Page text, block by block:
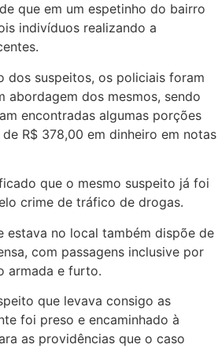
que em um espetinho do bairro
indivíduos realizando a
dos suspeitos, os policiais foram
abordagem dos mesmos, sendo
encontradas algumas porções
R$ 378,00 em dinheiro em notas
que o mesmo suspeito já foi
crime de tráfico de drogas.
estava no local também dispõe de
com passagens inclusive por
armada e furto.
que levava consigo as
foi preso e encaminhado à
as providências que o caso